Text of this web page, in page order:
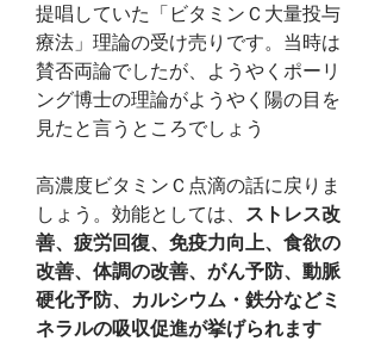
提唱していた「ビタミンＣ大量投与
療法」理論の受け売りです。当時は
賛否両論でしたが、ようやくポーリ
ング博士の理論がようやく陽の目を
見たと言うところでしょう
高濃度ビタミンＣ点滴の話に戻りま
しょう。効能としては、
ストレス改
善、疲労回復、免疫力向上、食欲の
改善、体調の改善、がん予防、動脈
硬化予防、カルシウム・鉄分などミ
ネラルの吸収促進が挙げられます